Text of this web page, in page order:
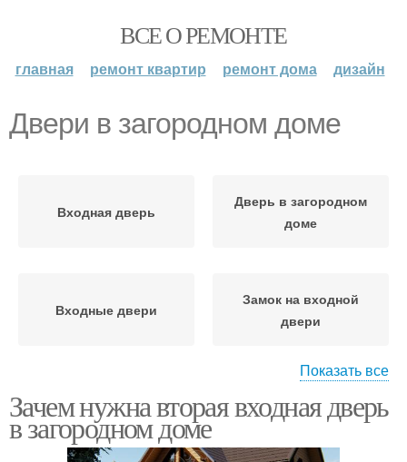
ВСЕ О РЕМОНТЕ
главная ремонт квартир ремонт дома дизайн
Двери в загородном доме
Входная дверь
Дверь в загородном
доме
Входные двери
Замок на входной
двери
дверей
Показать все
Зачем нужна вторая входная дверь
в загородном доме